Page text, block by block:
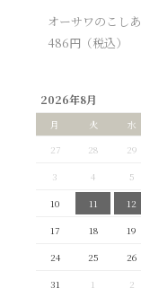
オーサワのこし
486円（税込）
2026年8月
月 火 水
27
28 29
3
4 5
10
11 12
17
18 19
24
25 26
31
1 2